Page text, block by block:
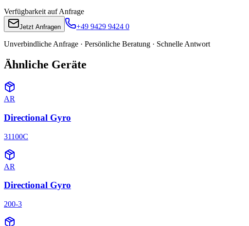
Verfügbarkeit auf Anfrage
Jetzt Anfragen +49 9429 9424 0
Unverbindliche Anfrage · Persönliche Beratung · Schnelle Antwort
Ähnliche Geräte
AR
Directional Gyro
31100C
AR
Directional Gyro
200-3